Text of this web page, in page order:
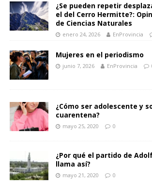
¿Se pueden repetir
el del Cerro Hermitte?:
de Ciencias Naturales
enero 24, 2026 EnProvincia
Mujeres en el periodismo
junio 7, 2026 EnProvincia
¿Cómo ser adolescente y
cuarentena?
mayo 25, 2020 0
¿Por qué el partido de
llama así?
mayo 21, 2020 0